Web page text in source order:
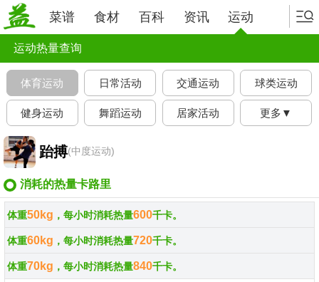
菜谱 食材 百科 资讯 运动
运动热量查询
体育运动 日常活动 交通运动 球类运动
健身运动 舞蹈运动 居家活动 更多▼
跆搏(中度运动)
消耗的热量卡路里
体重50kg ，每小时消耗热量600千卡。
体重60kg ，每小时消耗热量720千卡。
体重70kg ，每小时消耗热量840千卡。